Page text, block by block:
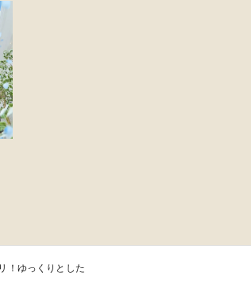
！ゆっくりとした